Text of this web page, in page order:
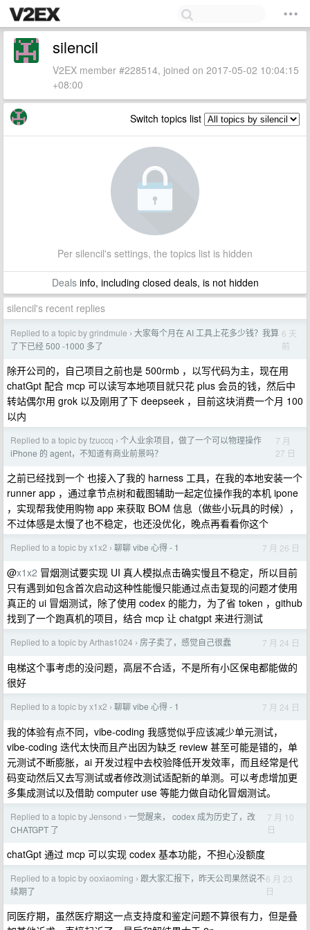
silencil
V2EX member #228514, joined on 2017-05-02 10:04:15
+08:00
Switch topics list
Per silencil's settings, the topics list is hidden
Dealsinfo, including closed deals, is not hidden
silencil's recent replies
Replied to a topic by grindmule › 大家每个月在 AI 工具上花多少钱？我算
了下已经 500 -1000 多了
6 天
前
除开公司的，自己项目之前也是 500rmb ，以写代码为主，现在用
chatGpt 配合 mcp 可以读写本地项目就只花 plus 会员的钱，然后中
转站偶尔用 grok 以及刚用了下 deepseek ，目前这块消费一个月 100
以内
Replied to a topic by fzuccq › 个人业余项目，做了一个可以物理操作
iPhone 的 agent，不知道有商业前景吗？
7 月
27 日
之前已经找到一个 也接入了我的 harness 工具，在我的本地安装一个
runner app ，通过拿节点树和截图辅助一起定位操作我的本机 ipone
，实现帮我使用购物 app 来获取 BOM 信息（做些小玩具的时候），
不过体感是太慢了也不稳定，也还没优化，晚点再看看你这个
Replied to a topic by x1x2 › 聊聊 vibe 心得 - 1 7 月 26 日
@x1x2 冒烟测试要实现 UI 真人模拟点击确实慢且不稳定，所以目前
只有遇到如包含首次启动这种性能慢只能通过点击复现的问题才使用
真正的 ui 冒烟测试，除了使用 codex 的能力，为了省 token ，github
找到了一个跑真机的项目，结合 mcp 让 chatgpt 来进行测试
Replied to a topic by Arthas1024 › 房子卖了，感觉自己很蠢 7 月 24 日
电梯这个事考虑的没问题，高层不合适，不是所有小区保电都能做的
很好
Replied to a topic by x1x2 › 聊聊 vibe 心得 - 1 7 月 24 日
我的体验有点不同，vibe-coding 我感觉似乎应该减少单元测试，
vibe-coding 迭代太快而且产出因为缺乏 review 甚至可能是错的，单
元测试不断膨胀，ai 开发过程中去校验降低开发效率，而且经常是代
码变动然后又去写测试或者修改测试适配新的单测。可以考虑增加更
多集成测试以及借助 computer use 等能力做自动化冒烟测试。
Replied to a topic by Jensond › 一觉醒来， codex 成为历史了，改
CHATGPT 了
7 月 10
日
chatGpt 通过 mcp 可以实现 codex 基本功能，不担心没额度
Replied to a topic by ooxiaoming › 跟大家汇报下，昨天公司果然说不
续期了
6 月 23
日
同医疗期，虽然医疗期这一点支持度和鉴定问题不算很有力，但是叠